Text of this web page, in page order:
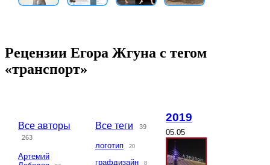
Рецензии Егора Жгуна с тегом
«транспорт»
Все авторы
263
Артемий
Все теги 39
логотип 20
графдизайн 8
2019
05.05